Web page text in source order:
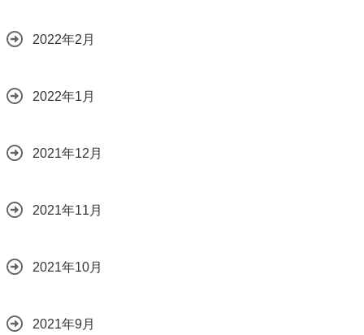
2022年2月
2022年1月
2021年12月
2021年11月
2021年10月
2021年9月